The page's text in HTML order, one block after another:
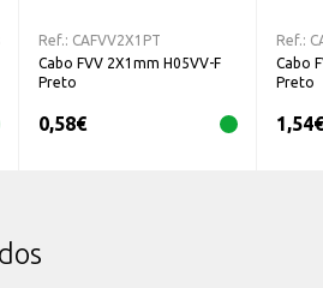
Ref.: CAFVV2X1PT
Cabo FVV 2X1mm H05VV-F
Preto
0,58€
Ref.:
Cabo
Preto
1,54€